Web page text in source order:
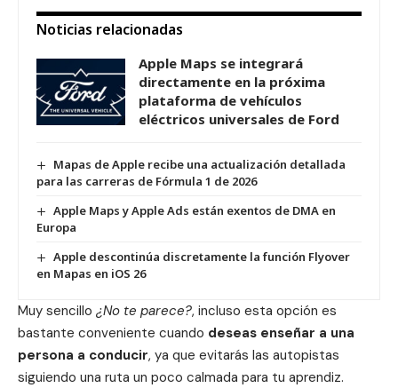
Noticias relacionadas
Apple Maps se integrará
directamente en la próxima
plataforma de vehículos
eléctricos universales de Ford
Mapas de Apple recibe una actualización detallada
para las carreras de Fórmula 1 de 2026
Apple Maps y Apple Ads están exentos de DMA en
Europa
Apple descontinúa discretamente la función Flyover
en Mapas en iOS 26
Muy sencillo ¿No te parece?, incluso esta opción es
bastante conveniente cuando deseas enseñar a una
persona a conducir, ya que evitarás las autopistas
siguiendo una ruta un poco calmada para tu aprendiz.